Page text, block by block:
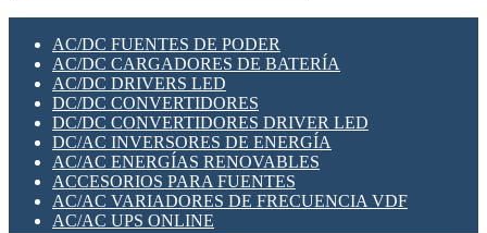
SWITCH Y MICROSWITCH
TARJETAS PI
UNIÓN Y DERIVACIÓN DE CABLE
PLACAS MODULARES IOT
SWITCHES Y REDES WIFI
SOLUCIONES IOT
SOLUCIONES LORAWAN
SOLUCIONES RED CELULAR
SEGURIDAD PARA REDES
SWITCHES LAN
TELEFONÍA IP (VOIP)
VIGILANCIA IP (CCTV)
MESHTASTIC
AC/DC FUENTES DE PODER
AC/DC CARGADORES DE BATERÍA
AC/DC DRIVERS LED
DC/DC CONVERTIDORES
DC/DC CONVERTIDORES DRIVER LED
DC/AC INVERSORES DE ENERGÍA
AC/AC ENERGÍAS RENOVABLES
ACCESORIOS PARA FUENTES
AC/AC VARIADORES DE FRECUENCIA VDF
AC/AC UPS ONLINE